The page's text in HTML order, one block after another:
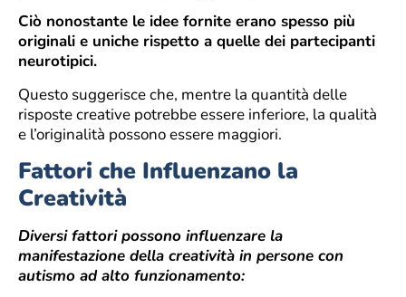
Ciò nonostante le idee fornite erano spesso più
originali e uniche rispetto a quelle dei partecipanti
neurotipici.
Questo suggerisce che, mentre la quantità delle
risposte creative potrebbe essere inferiore, la qualità
e l’originalità possono essere maggiori.
Fattori che Influenzano la
Creatività
Diversi fattori possono influenzare la
manifestazione della creatività in persone con
autismo ad alto funzionamento: